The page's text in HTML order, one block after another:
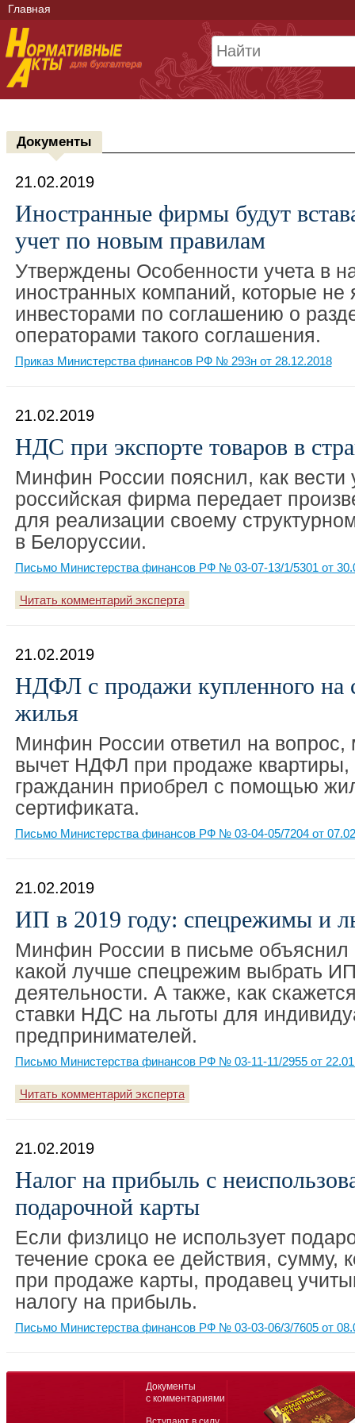
Главная
Документы
21.02.2019
Иностранные фирмы будут
учет по новым правилам
Утверждены Особенности учета в
иностранных компаний, которые не
инвесторами по соглашению о
операторами такого соглашения.
Приказ Министерства финансов РФ № 293н от 28.12.2018
21.02.2019
НДС при экспорте товаров в
Минфин России пояснил, как вести
российская фирма передает
для реализации своему
в Белоруссии.
Письмо Министерства финансов РФ № 03-07-13/1/5301 от
Читать комментарий эксперта
21.02.2019
НДФЛ с продажи купленного на
жилья
Минфин России ответил на вопрос,
вычет НДФЛ при продаже квартиры,
гражданин приобрел с помощью
сертификата.
Письмо Министерства финансов РФ № 03-04-05/7204 от
21.02.2019
ИП в 2019 году: спецрежимы и
Минфин России в письме
какой лучше спецрежим выбрать
деятельности. А также, как
ставки НДС на льготы для
предпринимателей.
Письмо Министерства финансов РФ № 03-11-11/2955 от
Читать комментарий эксперта
21.02.2019
Налог на прибыль с
подарочной карты
Если физлицо не использует
течение срока ее действия, сумму,
при продаже карты, продавец
налогу на прибыль.
Письмо Министерства финансов РФ № 03-03-06/3/7605 от
Документы
с комментариями